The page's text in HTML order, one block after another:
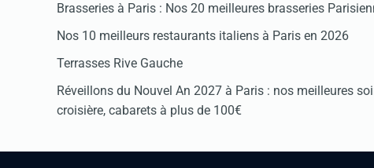
Brasseries à Paris : Nos 20 meilleures brasseries
Nos 10 meilleurs restaurants italiens à Paris en 2026
Terrasses Rive Gauche
Réveillons du Nouvel An 2027 à Paris : nos meilleures
croisière, cabarets à plus de 100€